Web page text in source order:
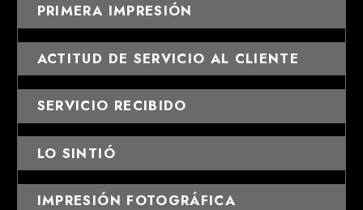
PRIMERA IMPRESIÓN
ACTITUD DE SERVICIO AL CLIENTE
SERVICIO RECIBIDO
LO SINTIÓ
IMPRESIÓN FOTOGRÁFICA